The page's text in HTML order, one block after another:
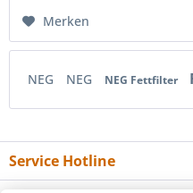
Merken
NEG NEG NEG Fettfilter
Service Hotline